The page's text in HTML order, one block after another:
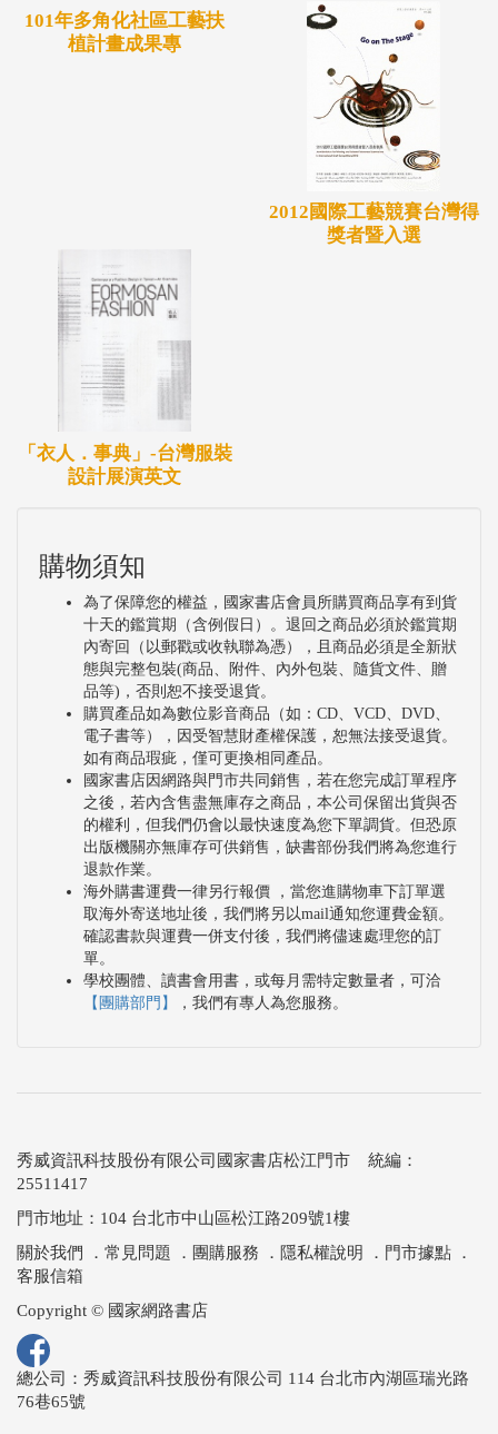
101年多角化社區工藝扶
植計畫成果專
2012國際工藝競賽台灣得
獎者暨入選
「衣人．事典」-台灣服裝
設計展演英文
購物須知
為了保障您的權益，國家書店會員所購買商品享有到貨
十天的鑑賞期（含例假日）。退回之商品必須於鑑賞期
內寄回（以郵戳或收執聯為憑），且商品必須是全新狀
態與完整包裝(商品、附件、內外包裝、隨貨文件、贈
品等)，否則恕不接受退貨。
購買產品如為數位影音商品（如：CD、VCD、DVD、
電子書等），因受智慧財產權保護，恕無法接受退貨。
如有商品瑕疵，僅可更換相同產品。
國家書店因網路與門市共同銷售，若在您完成訂單程序
之後，若內含售盡無庫存之商品，本公司保留出貨與否
的權利，但我們仍會以最快速度為您下單調貨。但恐原
出版機關亦無庫存可供銷售，缺書部份我們將為您進行
退款作業。
海外購書運費一律另行報價 ，當您進購物車下訂單選
取海外寄送地址後，我們將另以mail通知您運費金額。
確認書款與運費一併支付後，我們將儘速處理您的訂
單。
學校團體、讀書會用書，或每月需特定數量者，可洽
【團購部門】
，我們有專人為您服務。
秀威資訊科技股份有限公司國家書店松江門市 統編：
25511417
門市地址：104 台北市中山區松江路209號1樓
關於我們
． 常見問題 ． 團購服務 ． 隱私權說明 ． 門市據點 ．
客服信箱
Copyright © 國家網路書店
總公司：秀威資訊科技股份有限公司 114 台北市內湖區瑞光路
76巷65號